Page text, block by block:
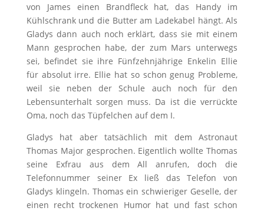
von James einen Brandfleck hat, das Handy im
Kühlschrank und die Butter am Ladekabel hängt. Als
Gladys dann auch noch erklärt, dass sie mit einem
Mann gesprochen habe, der zum Mars unterwegs
sei, befindet sie ihre Fünfzehnjährige Enkelin Ellie
für absolut irre. Ellie hat so schon genug Probleme,
weil sie neben der Schule auch noch für den
Lebensunterhalt sorgen muss. Da ist die verrückte
Oma, noch das Tüpfelchen auf dem I.
Gladys hat aber tatsächlich mit dem Astronaut
Thomas Major gesprochen. Eigentlich wollte Thomas
seine Exfrau aus dem All anrufen, doch die
Telefonnummer seiner Ex ließ das Telefon von
Gladys klingeln. Thomas ein schwieriger Geselle, der
einen recht trockenen Humor hat und fast schon